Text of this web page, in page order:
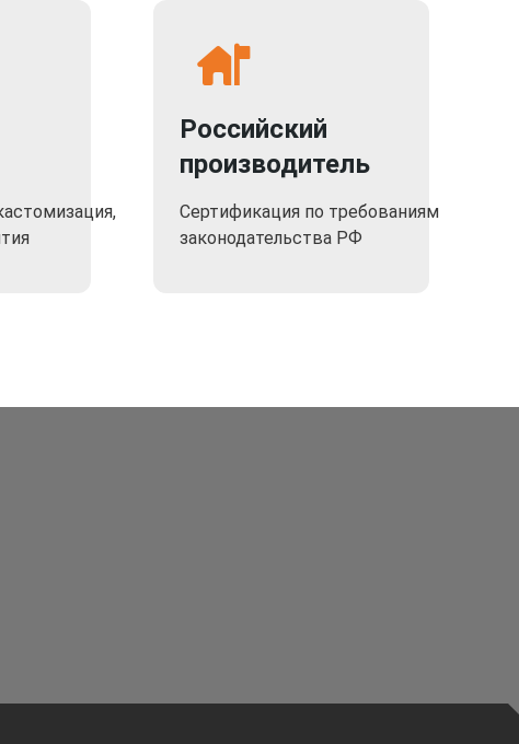
Российский
производитель
Сертификация по требованиям
законодательства РФ